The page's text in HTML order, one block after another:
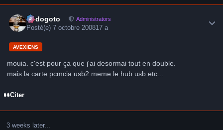
frédogoto Administrators
Posté(e) 7 octobre 200817 a
AVEXIENS
mouia. c'est pour ça que j'ai desormai tout en double.
mais la carte pcmcia usb2 meme le hub usb etc...
Citer
3 weeks later...